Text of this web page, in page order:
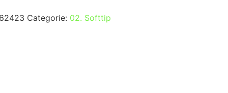
Categorie: 02. Softtip